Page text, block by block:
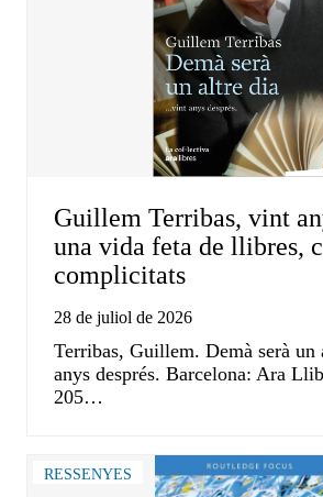
Guillem Terribas, vint
una vida feta de llibres,
complicitats
28 de juliol de 2026
Terribas, Guillem. Demà serà
anys després. Barcelona: Ara
205…
RESSENYES